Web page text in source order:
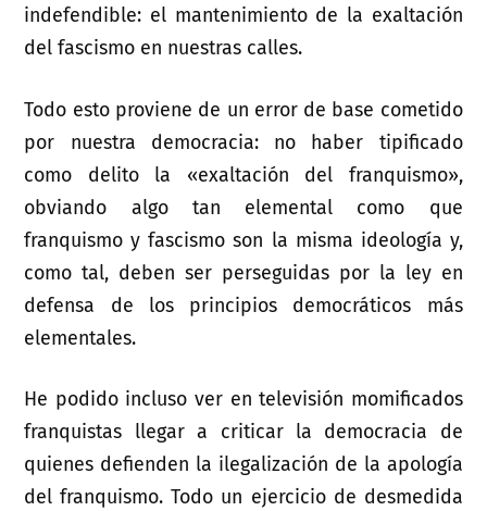
indefendible: el mantenimiento de la exaltación
del fascismo en nuestras calles.
Todo esto proviene de un error de base cometido
por nuestra democracia: no haber tipificado
como delito la «exaltación del franquismo»,
obviando algo tan elemental como que
franquismo y fascismo son la misma ideología y,
como tal, deben ser perseguidas por la ley en
defensa de los principios democráticos más
elementales.
He podido incluso ver en televisión momificados
franquistas llegar a criticar la democracia de
quienes defienden la ilegalización de la apología
del franquismo. Todo un ejercicio de desmedida